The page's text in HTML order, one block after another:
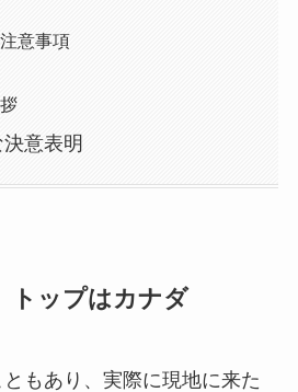
意事項
意表明
トップはカナダ
もあり、実際に現地に来た